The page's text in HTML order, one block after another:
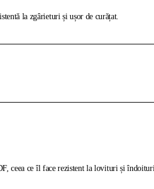
la zgârieturi și ușor de curățat.
ceea ce îl face rezistent la lovituri și